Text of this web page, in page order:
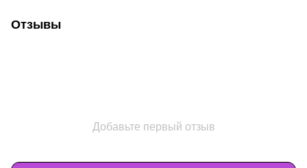
Отзывы
Добавьте первый отзыв